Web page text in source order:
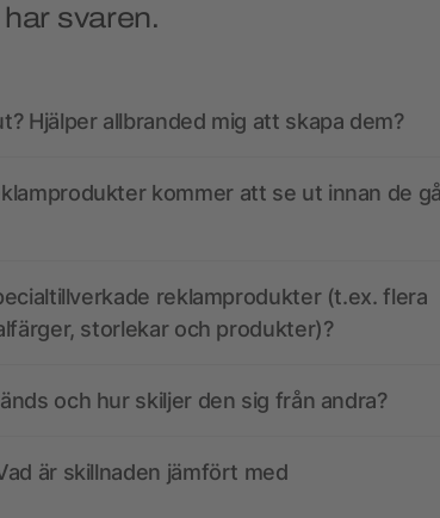
svaren.
Hjälper allbranded mig att skapa dem?
kommer att se ut innan de
reklamprodukter (t.ex. flera
storlekar och produkter)?
och hur skiljer den sig från andra?
är skillnaden jämfört med